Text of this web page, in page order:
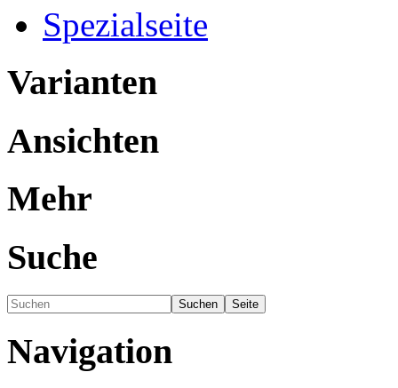
Spezialseite
Varianten
Ansichten
Mehr
Suche
Navigation